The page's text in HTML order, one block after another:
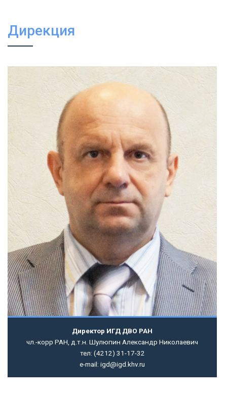
Дирекция
Директор ИГД ДВО РАН
чл.-корр РАН, д.т.н. Шулюпин Александр Николаевич
тел: (4212) 31-17-32
e-mail: igd@igd.khv.ru